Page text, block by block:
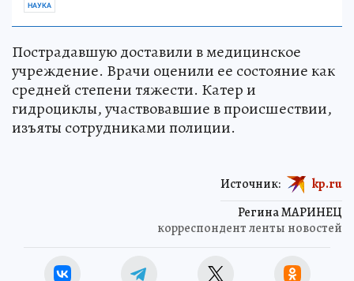
НАУКА
Пострадавшую доставили в медицинское
учреждение. Врачи оценили ее состояние как
средней степени тяжести. Катер и
гидроциклы, участвовавшие в происшествии,
изъяты сотрудниками полиции.
Регина МАРИНЕЦ
корреспондент ленты новостей
Источник: kp.ru